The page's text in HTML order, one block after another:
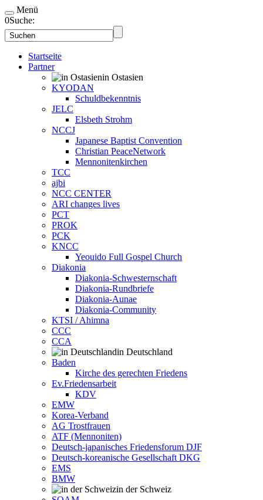
Menü
0Suche:
Startseite
Partner
in Ostasien
KYODAN
Schuldbekenntnis
JELC
Elsbeth Strohm
NCCJ
Japanese Baptist Convention
Christian PeaceNetwork
Mennonitenkirchen
TCC
ajbi
NCC CENTER
ARI changes lives
PCT
PROK
PCK
KNCC
Yeouido Full Gospel Church
Diakonia
Diakonia-Schwesternschaft
Diakonia-Rundbriefe
Diakonia-Aunae
Diakonia-Community
KTSI / Ahimna
CCC
CCA
in Deutschland
Baden
Kirche des gerechten Friedens
Ev.Friedensarbeit
KDV
EMW
Korea-Verband
AG Trostfrauen
ATF (Mennoniten)
Deutsch-japanisches Friedensforum DJF
Deutsch-koreanische Gesellschaft DKG
EMS
BMW
in der Schweiz